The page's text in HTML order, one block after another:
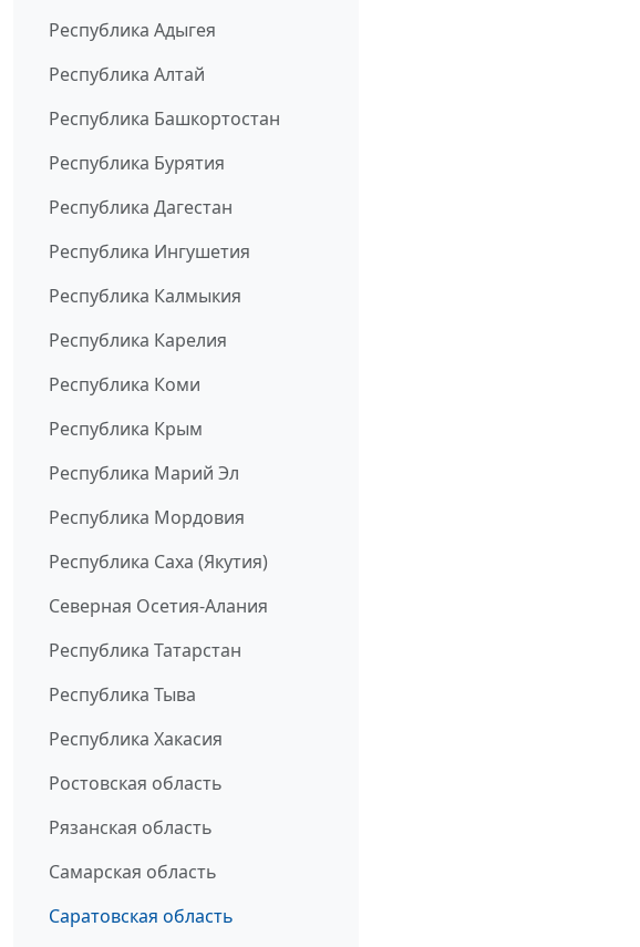
Республика Адыгея
Республика Алтай
Республика Башкортостан
Республика Бурятия
Республика Дагестан
Республика Ингушетия
Республика Калмыкия
Республика Карелия
Республика Коми
Республика Крым
Республика Марий Эл
Республика Мордовия
Республика Саха (Якутия)
Северная Осетия-Алания
Республика Татарстан
Республика Тыва
Республика Хакасия
Ростовская область
Рязанская область
Самарская область
Саратовская область